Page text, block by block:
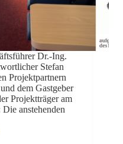
Dr.-Ing.
Stefan
Projektpartnern
dem Gastgeber
Projektträger am
anstehenden